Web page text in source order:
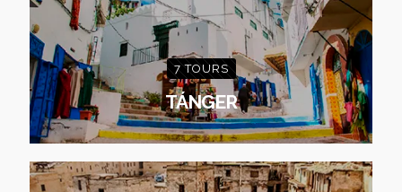
7 TOURS
TÁNGER